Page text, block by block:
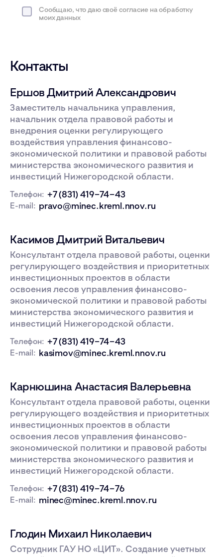
Сообщаю, что даю своё согласие на обработку
моих данных
Контакты
Ершов Дмитрий Александрович
Заместитель начальника управления,
начальник отдела правовой работы и
внедрения оценки регулирующего
воздействия управления финансово-
экономической политики и правовой работы
министерства экономического развития и
инвестиций Нижегородской области.
Телефон: +7 (831) 419−74−43
E-mail: pravo@minec.kreml.nnov.ru
Касимов Дмитрий Витальевич
Консультант отдела правовой работы, оценки
регулирующего воздействия и приоритетных
инвестиционных проектов в области
освоения лесов управления финансово-
экономической политики и правовой работы
министерства экономического развития и
инвестиций Нижегородской области.
Телефон: +7 (831) 419−74−43
E-mail: kasimov@minec.kreml.nnov.ru
Карнюшина Анастасия Валерьевна
Консультант отдела правовой работы, оценки
регулирующего воздействия и приоритетных
инвестиционных проектов в области
освоения лесов управления финансово-
экономической политики и правовой работы
министерства экономического развития и
инвестиций Нижегородской области.
Телефон: +7 (831) 419−74−76
E-mail: minec@minec.kreml.nnov.ru
Глодин Михаил Николаевич
Сотрудник ГАУ НО «ЦИТ». Создание учетных